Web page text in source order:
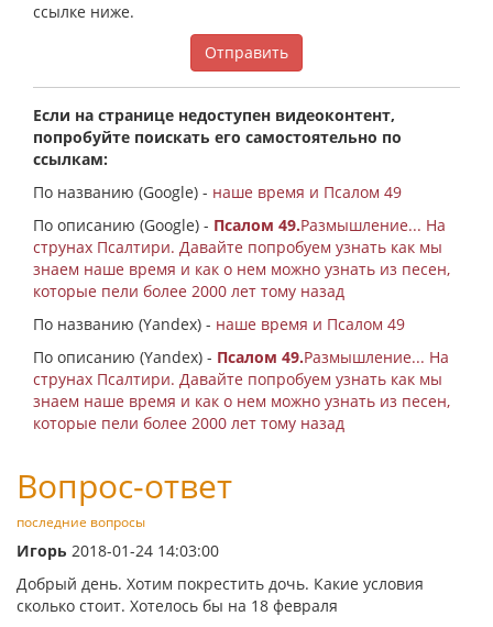
ссылке ниже.
Отправить
Если на странице недоступен видеоконтент,
попробуйте поискать его самостоятельно по
ссылкам:
По названию (Google) - наше время и Псалом 49
По описанию (Google) - Псалом 49.Размышление... На
струнах Псалтири. Давайте попробуем узнать как мы
знаем наше время и как о нем можно узнать из песен,
которые пели более 2000 лет тому назад
По названию (Yandex) - наше время и Псалом 49
По описанию (Yandex) - Псалом 49.Размышление... На
струнах Псалтири. Давайте попробуем узнать как мы
знаем наше время и как о нем можно узнать из песен,
которые пели более 2000 лет тому назад
Вопрос-ответ
последние вопросы
Игорь 2018-01-24 14:03:00
Добрый день. Хотим покрестить дочь. Какие условия
сколько стоит. Хотелось бы на 18 февраля